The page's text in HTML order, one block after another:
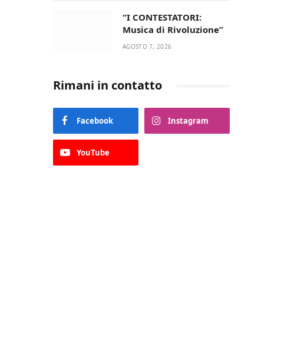
“I CONTESTATORI:
Musica di Rivoluzione”
AGOSTO 7, 2026
Rimani in contatto
Facebook Instagram
YouTube